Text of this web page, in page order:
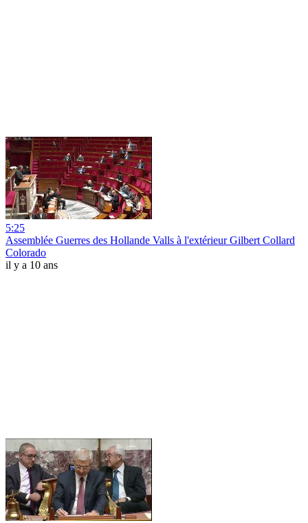
5:25
Assemblée Guerres des Hollande Valls à l'extérieur Gilbert Collard
Colorado
il y a 10 ans